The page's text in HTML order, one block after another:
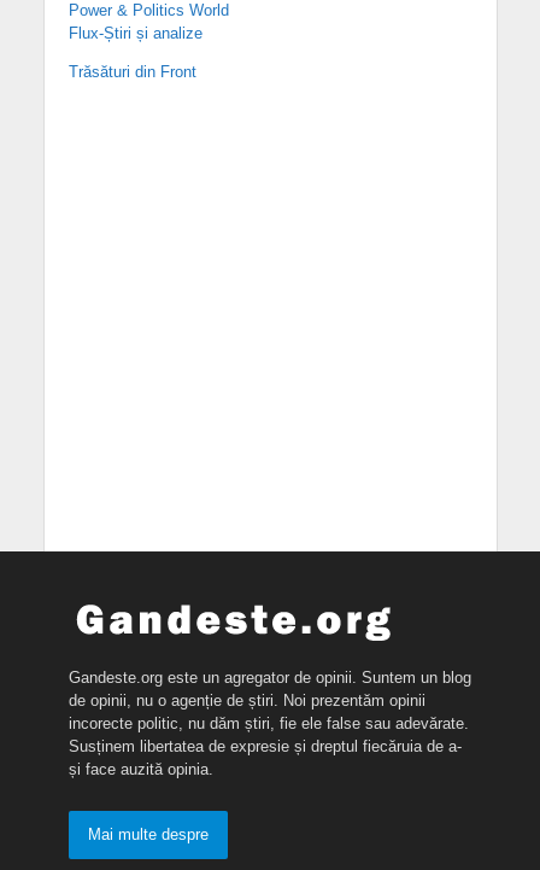
Power & Politics World
Flux-Știri și analize
Trăsături din Front
Gandeste.org este un agregator de opinii. Suntem un blog
de opinii, nu o agenție de știri. Noi prezentăm opinii
incorecte politic, nu dăm știri, fie ele false sau adevărate.
Susținem libertatea de expresie și dreptul fiecăruia de a-
și face auzită opinia.
Mai multe despre